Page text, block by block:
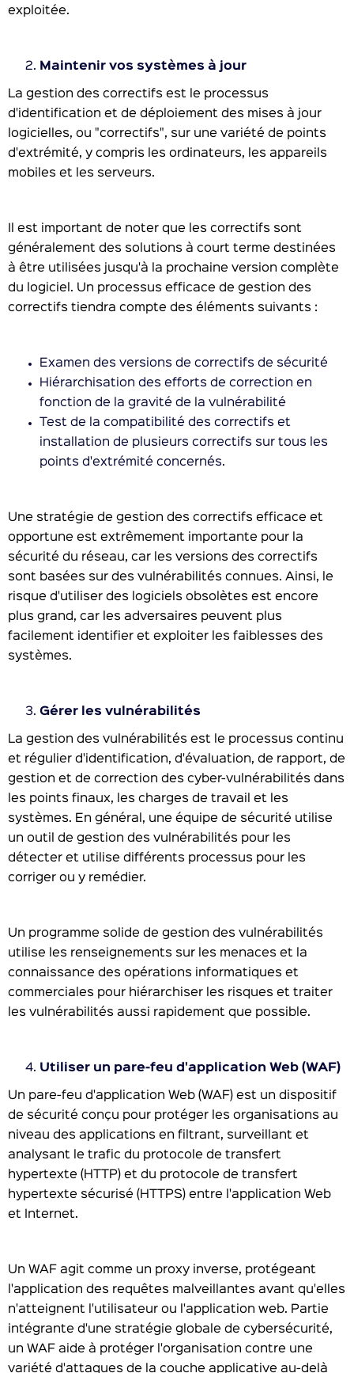
exploitée.
Maintenir vos systèmes à jour
La gestion des correctifs est le processus
d'identification et de déploiement des mises à jour
logicielles, ou "correctifs", sur une variété de points
d'extrémité, y compris les ordinateurs, les appareils
mobiles et les serveurs.
Il est important de noter que les correctifs sont
généralement des solutions à court terme destinées
à être utilisées jusqu'à la prochaine version complète
du logiciel. Un processus efficace de gestion des
correctifs tiendra compte des éléments suivants :
Examen des versions de correctifs de sécurité
Hiérarchisation des efforts de correction en
fonction de la gravité de la vulnérabilité
Test de la compatibilité des correctifs et
installation de plusieurs correctifs sur tous les
points d'extrémité concernés.
Une stratégie de gestion des correctifs efficace et
opportune est extrêmement importante pour la
sécurité du réseau, car les versions des correctifs
sont basées sur des vulnérabilités connues. Ainsi, le
risque d'utiliser des logiciels obsolètes est encore
plus grand, car les adversaires peuvent plus
facilement identifier et exploiter les faiblesses des
systèmes.
Gérer les vulnérabilités
La gestion des vulnérabilités est le processus continu
et régulier d'identification, d'évaluation, de rapport, de
gestion et de correction des cyber-vulnérabilités dans
les points finaux, les charges de travail et les
systèmes. En général, une équipe de sécurité utilise
un outil de gestion des vulnérabilités pour les
détecter et utilise différents processus pour les
corriger ou y remédier.
Un programme solide de gestion des vulnérabilités
utilise les renseignements sur les menaces et la
connaissance des opérations informatiques et
commerciales pour hiérarchiser les risques et traiter
les vulnérabilités aussi rapidement que possible.
Utiliser un pare-feu d'application Web (WAF)
Un pare-feu d'application Web (WAF) est un dispositif
de sécurité conçu pour protéger les organisations au
niveau des applications en filtrant, surveillant et
analysant le trafic du protocole de transfert
hypertexte (HTTP) et du protocole de transfert
hypertexte sécurisé (HTTPS) entre l'application Web
et Internet.
Un WAF agit comme un proxy inverse, protégeant
l'application des requêtes malveillantes avant qu'elles
n'atteignent l'utilisateur ou l'application web. Partie
intégrante d'une stratégie globale de cybersécurité,
un WAF aide à protéger l'organisation contre une
variété d'attaques de la couche applicative au-delà